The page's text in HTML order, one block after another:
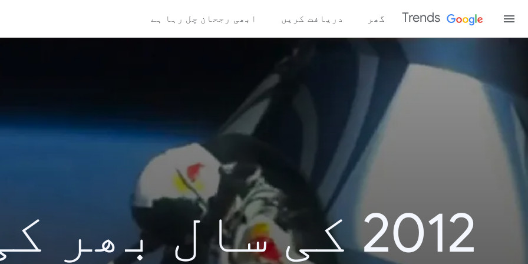
Trends گھر دریافت کریں ابھی رجحان چل رہا ہے
2012 کی سال بھر